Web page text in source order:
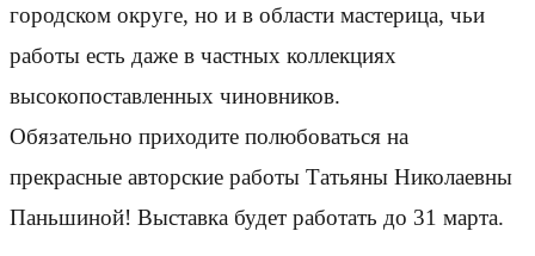
городском округе, но и в области мастерица, чьи
работы есть даже в частных коллекциях
высокопоставленных чиновников.
Обязательно приходите полюбоваться на
прекрасные авторские работы Татьяны Николаевны
Паньшиной! Выставка будет работать до 31 марта.